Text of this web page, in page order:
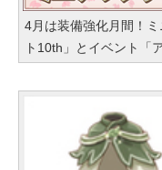
4月は装備強化月間！
ト10th」とイベント「